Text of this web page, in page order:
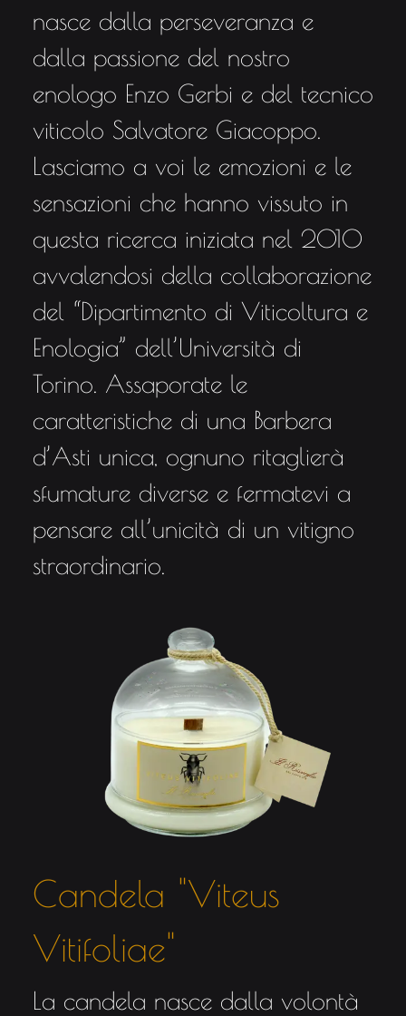
nasce dalla perseveranza e
dalla passione del nostro
enologo Enzo Gerbi e del tecnico
viticolo Salvatore Giacoppo.
Lasciamo a voi le emozioni e le
sensazioni che hanno vissuto in
questa ricerca iniziata nel 2010
avvalendosi della collaborazione
del “Dipartimento di Viticoltura e
Enologia” dell’Università di
Torino. Assaporate le
caratteristiche di una Barbera
d’Asti unica, ognuno ritaglierà
sfumature diverse e fermatevi a
pensare all’unicità di un vitigno
straordinario.
Candela "Viteus
Vitifoliae"
La candela nasce dalla volontà